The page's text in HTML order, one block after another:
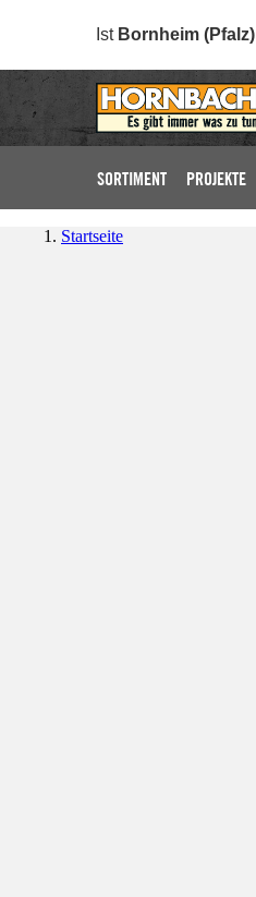
Ist Bornheim (Pfalz)
SORTIMENT PROJEKTE
Startseite